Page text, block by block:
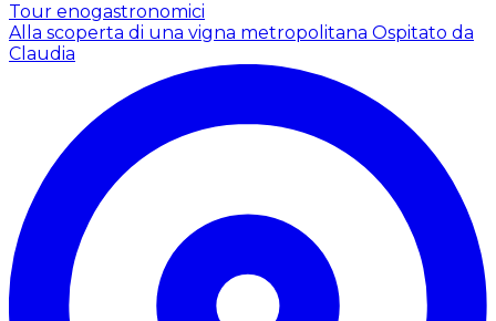
Tour enogastronomici
Alla scoperta di una vigna metropolitana Ospitato da
Claudia